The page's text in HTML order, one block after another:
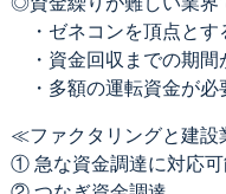
・ゼネコンを頂点とす
・資金回収までの期間
・多額の運転資金が必
≪ファクタリングと建
① 急な資金調達に対応